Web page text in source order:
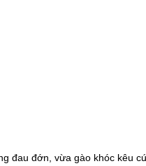
đau đớn, vừa gào khóc kêu